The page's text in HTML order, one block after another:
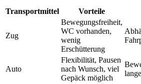
Transportmittel Vorteile
Zug
Bewegungsfreiheit,
WC vorhanden,
wenig
Erschütterung
Auto
Flexibilität, Pausen
nach Wunsch, viel
Gepäck möglich